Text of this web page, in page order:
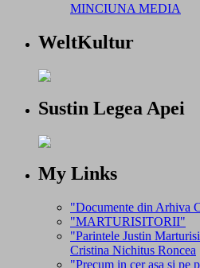
MINCIUNA MEDIA
WeltKultur
Sustin Legea Apei
My Links
"Documente din Arhiva
"MARTURISITORII"
"Parintele Justin
Cristina Nichitus Roncea
"Precum in cer asa si pe